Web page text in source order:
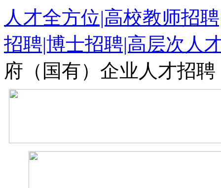
人才全方位|高校教师招
招聘|博士招聘|高层次人
府（国有）企业人才招聘